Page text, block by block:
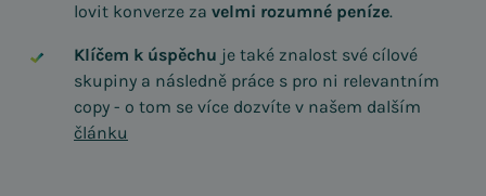
lovit konverze za velmi rozumné peníze.
Klíčem k úspěchu je také znalost své cílové
skupiny a následně práce s pro ni relevantním
copy - o tom se více dozvíte v našem dalším
článku